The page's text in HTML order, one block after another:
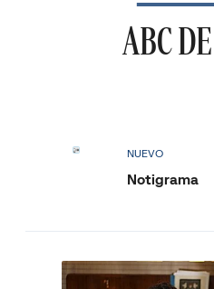
ABC
NUEVO
Notigrama